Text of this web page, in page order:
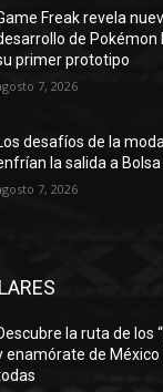
Freak revela
de Pokémon
primer prototipo
7, 2026
desafíos de la
la salida a
7, 2026
la ruta de los
enamórate de